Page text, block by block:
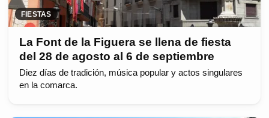
FIESTAS
La Font de la Figuera se llena de fiesta
del 28 de agosto al 6 de septiembre
Diez días de tradición, música popular y actos singulares
en la comarca.